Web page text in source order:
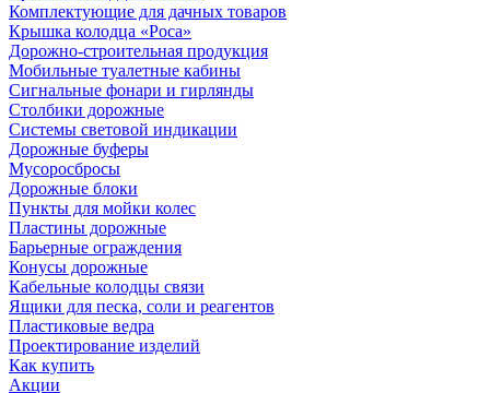
Комплектующие для дачных товаров
Крышка колодца «Роса»
Дорожно-строительная продукция
Мобильные туалетные кабины
Сигнальные фонари и гирлянды
Столбики дорожные
Системы световой индикации
Дорожные буферы
Мусоросбросы
Дорожные блоки
Пункты для мойки колес
Пластины дорожные
Барьерные ограждения
Конусы дорожные
Кабельные колодцы связи
Ящики для песка, соли и реагентов
Пластиковые ведра
Проектирование изделий
Как купить
Акции